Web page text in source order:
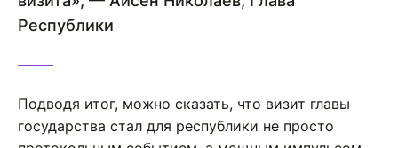
Республики
Подводя итог, можно сказать, что визит главы
государства стал для республики не просто